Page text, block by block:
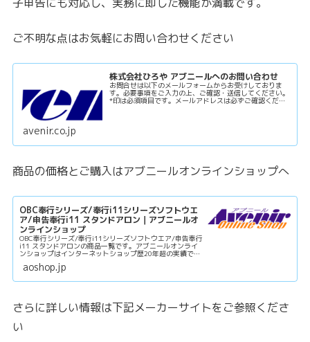
ご不明な点はお気軽にお問い合わせください
株式会社ひろや アブニールへのお問い合わせ
お問合せは以下のメールフォームからお受けしておりま
す。必要事項をご入力の上、ご確認・送信してください。
*印は必須項目です。メールアドレスは必ずご確認くださ
avenir.co.jp
商品の価格とご購入はアブニールオンラインショップへ
OBC奉行シリーズ/奉行i11シリーズソフトウエ
ア/申告奉行i11 スタンドアロン｜アブニールオ
ンラインショップ
OBC奉行シリーズ/奉行i11シリーズソフトウエア/申告奉行
i11 スタンドアロンの商品一覧です。アブニールオンライ
ンショップはインターネットショップ歴20年超の実績で安
aoshop.jp
さらに詳しい情報は下記メーカーサイトをご参照くださ
い